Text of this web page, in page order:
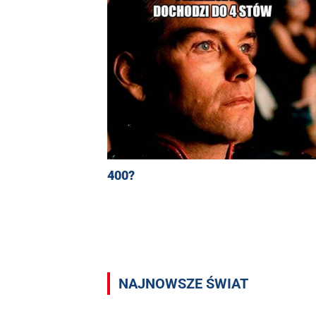
400?
NAJNOWSZE ŚWIAT